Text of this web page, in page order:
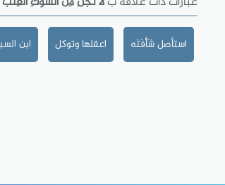
استأصل شَأْفَتَه اعقلها وتوكل ابن